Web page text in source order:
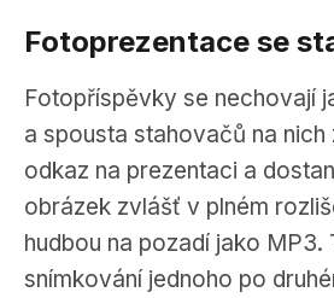
Fotoprezentace se
Fotopříspěvky se nechovají
a spousta stahovačů na
odkaz na prezentaci a
obrázek zvlášť v plném
hudbou na pozadí jako MP3.
snímkování jednoho po